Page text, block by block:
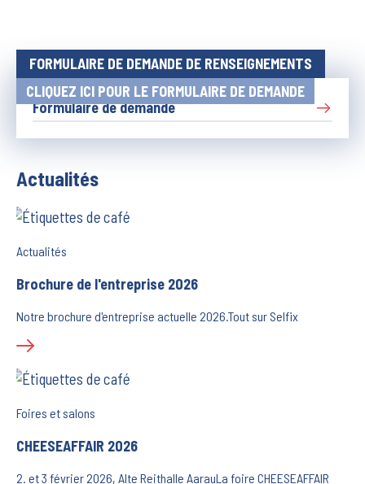
FORMULAIRE DE DEMANDE DE RENSEIGNEMENTS
CLIQUEZ ICI POUR LE FORMULAIRE DE DEMANDE
Formulaire de demande
Actualités
Actualités
Brochure de l'entreprise 2026
Notre brochure d'entreprise actuelle 2026.Tout sur Selfix
Foires et salons
CHEESEAFFAIR 2026
2. et 3 février 2026, Alte Reithalle AarauLa foire CHEESEAFFAIR